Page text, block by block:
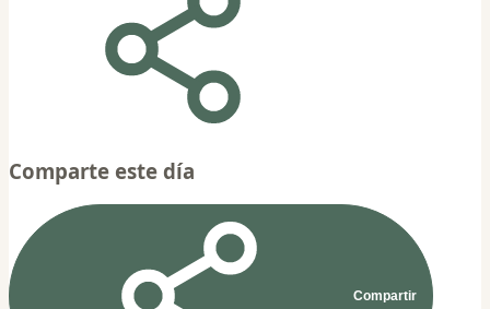
Comparte este día
Compartir